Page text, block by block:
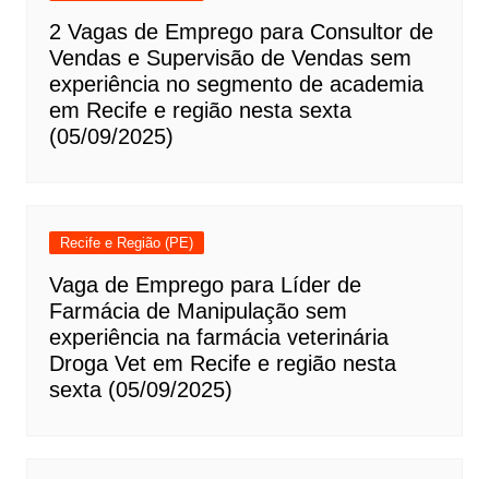
2 Vagas de Emprego para Consultor de
Vendas e Supervisão de Vendas sem
experiência no segmento de academia
em Recife e região nesta sexta
(05/09/2025)
Recife e Região (PE)
Vaga de Emprego para Líder de
Farmácia de Manipulação sem
experiência na farmácia veterinária
Droga Vet em Recife e região nesta
sexta (05/09/2025)